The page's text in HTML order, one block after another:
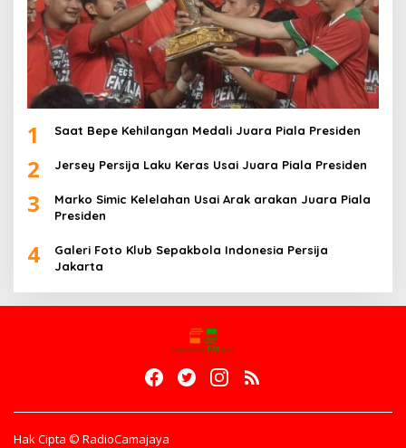
1 Saat Bepe Kehilangan Medali Juara Piala Presiden
2 Jersey Persija Laku Keras Usai Juara Piala Presiden
3
Marko Simic Kelelahan Usai Arak arakan Juara Piala
Presiden
4
Galeri Foto Klub Sepakbola Indonesia Persija
Jakarta
Hak Cipta © RadioCamajaya